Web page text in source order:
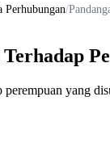
Perhubungan/
yang